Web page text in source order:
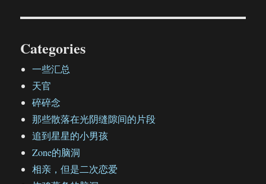
Categories
一些汇总
天官
碎碎念
那些散落在光阴缝隙间的片段
追到星星的小男孩
Zone的脑洞
相亲，但是二次恋爱